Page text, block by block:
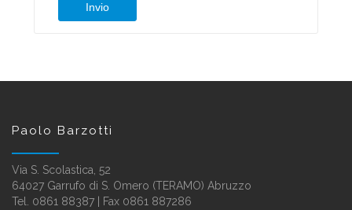
Paolo Barzotti
Via S. Scolastica, 52
64027 Garrufo di S. Omero (TERAMO) Abruzzo
Tel. 0861 88387 | Fax 0861 887286